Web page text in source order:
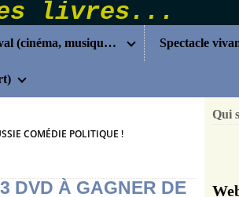
Festival (cinéma, musique...) Spectacle
COMÉDIE POLITIQUE !
DVD À GAGNER DE
Qui